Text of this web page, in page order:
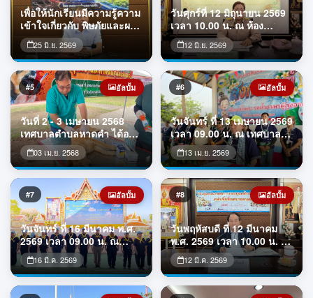
ครั้งที่ 1 ประจำปี 2569
ครั้งที่ 1 ประจำปี 2569
เพื่อให้นักเรียนมีความรู้ความ
เข้าใจเกี่ยวกับ พิษภัยและผลก
ระทบของยาเสพติด เพื่อสร้าง
จิตสำนึกและปลูกฝังค่านิยม
ในการต่อต้านยาเสพติดและ
เพื่อ ส่งเสริมให้นักเรียน
เยาวชน และประชาชนมี
ส่วนร่วมในการรณรงค์
ป้องกันยาเสพติด ดังนั้น เพื่อ
ให้การดำเนินโครงการเป็น
ไปด้วยคว
25 มิ.ย. 2569
วันศุกร์ที่ 12 มิถุนายน 2569
เวลา 10.00 น. ณ ห้อง
ประชุมเทศบาลตำบลหาดคำ
นางสาวสิริรส เล็กฉลาด
ประธานสภาเทศบาลตำบล
หาดคำ กำหนดจัดการ
ประชุมสภาเทศบาลตำบล
หาดคำ สมัยวิสามัญ สมัยที่ 1
ครั้งที่ 1 ประจำปี 2569
12 มิ.ย. 2569
#5 อัลบั้ม
วันที่ 2 - 3 เมษายน 2568
เทศบาลตำบลหาดคำ ได้ออก
ดำเนินการฉีดวัคซีนป้องกัน
โรคพิษสุนัขบ้า และทำหมัน
สุนัข แมว ณ เทศบาลตำบล
หาดคำและวัดบ้านฝ้าย หมู่ที่
7
03 เม.ย. 2568
#6 อัลบั้ม
วันจันทร์ ที่ 13 เมษายน 2569
เวลา 09.00 น. ณ เทศบาล
ตำบลหาดคำ จัดพิธีรดน้ำขอ
พรผู้สูงอายุ โดยมีนายถาวร
ชัยจันทร์ นายกเทศมนตรี
ตำบลหาดคำ เป็นผู้กล่าวเปิด
พิธี และกล่าวขอขมาต่อผู้สูง
อายุ พร้อมคณะผู้บริหาร
หัวหน้าส่วนงานราชการ
พนักงานเทศบาลฯ สมาชิก
สภาฯ กำนัน ผู้
13 เม.ย. 2569
#7 อัลบั้ม
วันจันทร์ ที่ 16 มีนาคม พ.ศ.
2569 เวลา 09.00 น. ณ
ศาลาอเนกประสงค์วัด
โพธิ์ชัย พระอารามหลวง
นายถาวร ชัยจันทร์ นายก
เทศมนตรีตำบลหาดคำ พร้อม
16 มี.ค. 2569
#8 อัลบั้ม
วันพฤหัสบดี ที่ 12 มีนาคม
พ.ศ. 2569 เวลา 10.00 น. ณ
ห้องประชุมเทศบาลตำบล
หาดคำ เทศบาลตำบลหาดคำ
จัดการประชุมคณะกรรมการ
กองทุนหลักประกันสุขภาพ
12 มี.ค. 2569